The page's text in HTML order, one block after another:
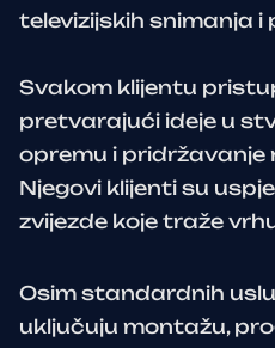
televizijskih snimanja
Svakom klijentu
pretvarajući ideje u
opremu i
Njegovi klijenti su
zvijezde koje traže
Osim standardnih
uključuju montažu,